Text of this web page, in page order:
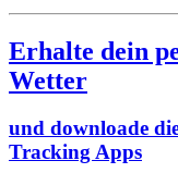
Erhalte dein
Wetter
und downloade
Tracking Apps